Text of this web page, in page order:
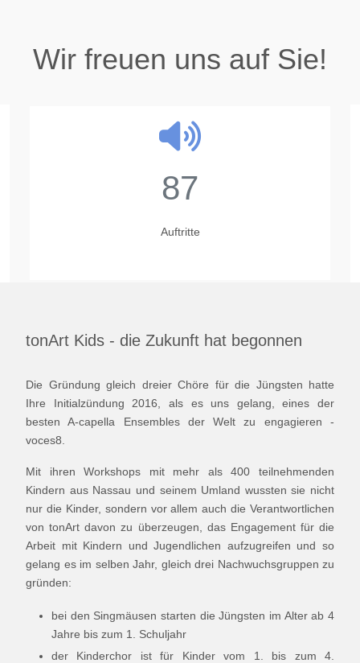
Wir freuen uns auf Sie!
87
Auftritte
tonArt Kids - die Zukunft hat begonnen
Die Gründung gleich dreier Chöre für die Jüngsten hatte
Ihre Initialzündung 2016, als es uns gelang, eines der
besten A-capella Ensembles der Welt zu engagieren -
voces8.
Mit ihren Workshops mit mehr als 400 teilnehmenden
Kindern aus Nassau und seinem Umland wussten sie nicht
nur die Kinder, sondern vor allem auch die Verantwortlichen
von tonArt davon zu überzeugen, das Engagement für die
Arbeit mit Kindern und Jugendlichen aufzugreifen und so
gelang es im selben Jahr, gleich drei Nachwuchsgruppen zu
gründen:
bei den Singmäusen starten die Jüngsten im Alter ab 4
Jahre bis zum 1. Schuljahr
der Kinderchor ist für Kinder vom 1. bis zum 4.